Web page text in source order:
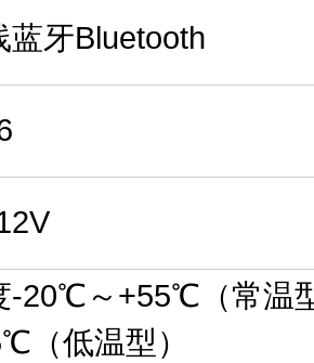
蓝牙Bluetooth
-20℃～+55℃（常温
（低温型）